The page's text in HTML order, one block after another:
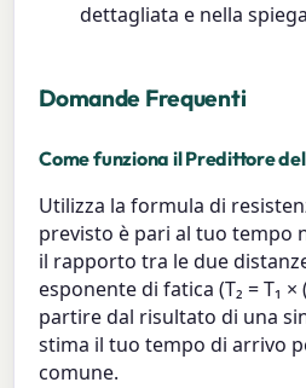
dettagliata e nella
Domande Frequenti
Come funziona il Predittore
Utilizza la formula di
previsto è pari al tuo tempo
il rapporto tra le due
esponente di fatica (T₂ = T₁ ×
partire dal risultato di una
stima il tuo tempo di arrivo
comune.